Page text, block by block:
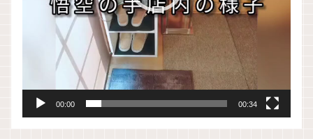
00:00 00:34